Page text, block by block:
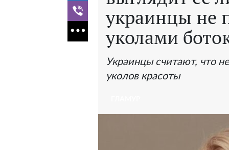
украинцы не
уколами
Украинцы считают, что
уколов красоты